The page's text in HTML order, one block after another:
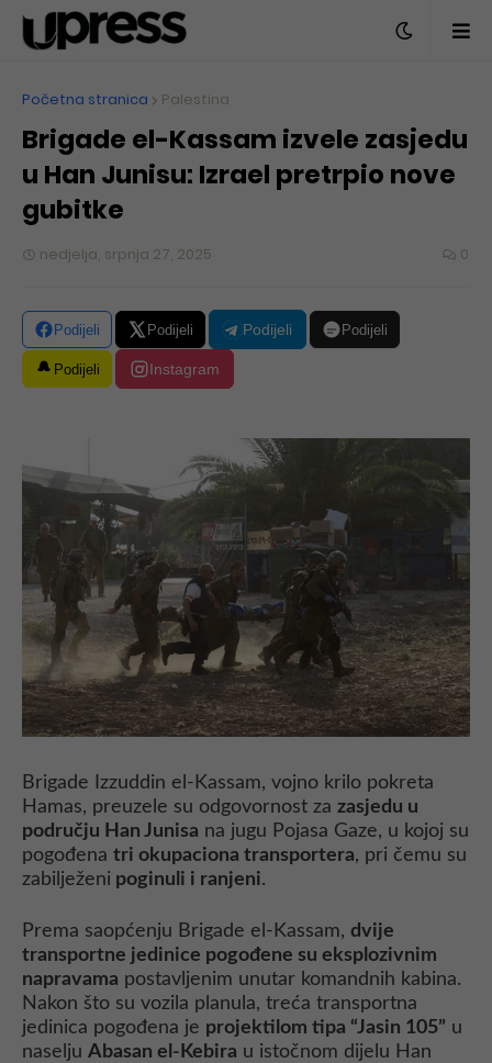
Početna stranica Palestina
Brigade el-Kassam izvele zasjedu
u Han Junisu: Izrael pretrpio nove
gubitke
nedjelja, srpnja 27, 2025 0
Podijeli Podijeli Podijeli Podijeli
Podijeli Instagram
Brigade Izzuddin el-Kassam, vojno krilo pokreta
Hamas, preuzele su odgovornost za zasjedu u
području Han Junisa na jugu Pojasa Gaze, u kojoj su
pogođena tri okupaciona transportera, pri čemu su
zabilježeni poginuli i ranjeni.
Prema saopćenju Brigade el-Kassam, dvije
transportne jedinice pogođene su eksplozivnim
napravama postavljenim unutar komandnih kabina.
Nakon što su vozila planula, treća transportna
jedinica pogođena je projektilom tipa “Jasin 105” u
naselju Abasan el-Kebira u istočnom dijelu Han